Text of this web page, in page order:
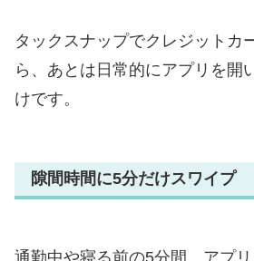
タックスナップでクレジットカ
ら、あとは日常的にアプリを開
けです。
隙間時間に5分だけスワイプ